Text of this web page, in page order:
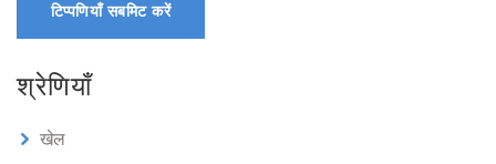
टिप्पणियाँ सबमिट करें
श्रेणियाँ
खेल